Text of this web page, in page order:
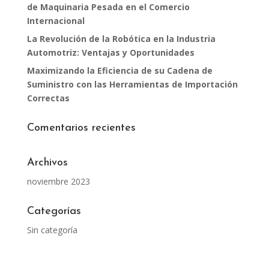
de Maquinaria Pesada en el Comercio
Internacional
La Revolución de la Robótica en la Industria
Automotriz: Ventajas y Oportunidades
Maximizando la Eficiencia de su Cadena de
Suministro con las Herramientas de Importación
Correctas
Comentarios recientes
Archivos
noviembre 2023
Categorías
Sin categoría